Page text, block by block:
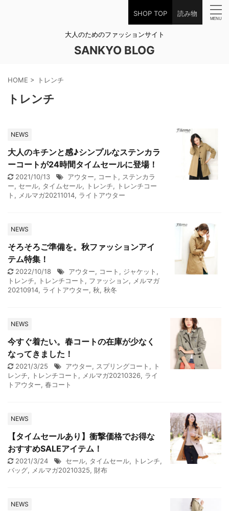
SHOP TOP 読み物
大人のためのファッションサイト
SANKYO BLOG
HOME > トレンチ
トレンチ
NEWS
大人のキチンと感♪シンプルなステンカラ
ーコートが24時間タイムセールに登場！
2021/10/13 アウター, コート , ステンカラ
ー, セール, タイムセール, トレンチ, トレンチコー
ト , メルマガ20211014, ライトアウター
NEWS
そろそろご準備を。秋ファッションアイ
テム特集！
2022/10/18 アウター, コート , ジャケット ,
トレンチ, トレンチコート , ファッション, メルマガ
20210914, ライトアウター, 秋, 秋冬
NEWS
今すぐ着たい。春コートの在庫が少なく
なってきました！
2021/3/25 アウター, スプリングコート , ト
レンチ, トレンチコート , メルマガ20210326, ライ
トアウター, 春コート
NEWS
【タイムセールあり】衝撃価格でお得な
おすすめSALEアイテム！
2021/3/24 セール, タイムセール, トレンチ,
バッグ, メルマガ20210325, 財布
NEWS